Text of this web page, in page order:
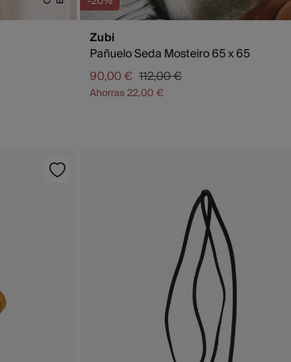
Zubi
Pañuelo Seda Mosteiro 65 x 65
90,00 € 112,00 €
Ahorras22,00 €